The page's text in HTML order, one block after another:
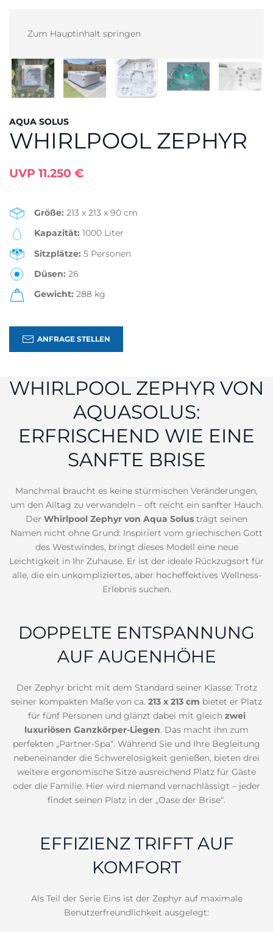
Zum Hauptinhalt springen
AQUA SOLUS
WHIRLPOOL ZEPHYR
UVP 11.250 €
Größe: 213 x 213 x 90 cm
Kapazität: 1000 Liter
Sitzplätze: 5 Personen
Düsen: 26
Gewicht: 288 kg
ANFRAGE STELLEN
WHIRLPOOL ZEPHYR VON
AQUASOLUS:
ERFRISCHEND WIE EINE
SANFTE BRISE
Manchmal braucht es keine stürmischen Veränderungen,
um den Alltag zu verwandeln – oft reicht ein sanfter Hauch.
Der Whirlpool Zephyr von Aqua Solus trägt seinen
Namen nicht ohne Grund: Inspiriert vom griechischen Gott
des Westwindes, bringt dieses Modell eine neue
Leichtigkeit in Ihr Zuhause. Er ist der ideale Rückzugsort für
alle, die ein unkompliziertes, aber hocheffektives Wellness-
Erlebnis suchen.
DOPPELTE ENTSPANNUNG
AUF AUGENHÖHE
Der Zephyr bricht mit dem Standard seiner Klasse: Trotz
seiner kompakten Maße von ca. 213 x 213 cm bietet er Platz
für fünf Personen und glänzt dabei mit gleich zwei
luxuriösen Ganzkörper-Liegen. Das macht ihn zum
perfekten „Partner-Spa“. Während Sie und Ihre Begleitung
nebeneinander die Schwerelosigkeit genießen, bieten drei
weitere ergonomische Sitze ausreichend Platz für Gäste
oder die Familie. Hier wird niemand vernachlässigt – jeder
findet seinen Platz in der „Oase der Brise“.
EFFIZIENZ TRIFFT AUF
KOMFORT
Als Teil der Serie Eins ist der Zephyr auf maximale
Benutzerfreundlichkeit ausgelegt: